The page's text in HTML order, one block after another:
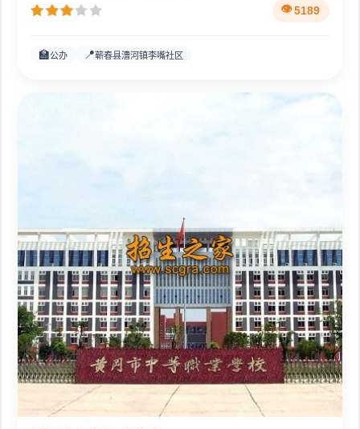
5189
🏫公办 📍蕲春县漕河镇李嘴社区